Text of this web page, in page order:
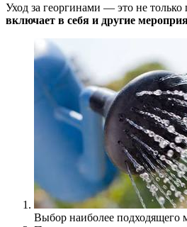
Уход за георгинами — это не
включает в себя и другие
Выбор наиболее подходящего